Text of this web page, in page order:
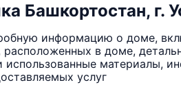
Башкортостан, г.
информацию о доме,
в доме,
использованные материалы,
услуг